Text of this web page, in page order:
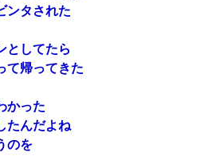
ンタされた
としてたら
て帰ってきた
かった
たんだよね
のを